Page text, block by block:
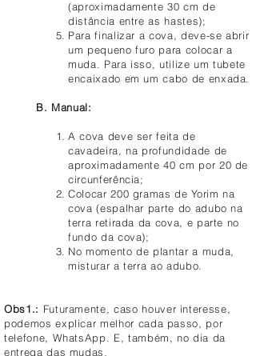
(aproximadamente 30 cm de
distância entre as hastes);
Para finalizar a cova, deve-se abrir
um pequeno furo para colocar a
muda. Para isso, utilize um tubete
encaixado em um cabo de enxada.
B. Manual:
A cova deve ser feita de
cavadeira, na profundidade de
aproximadamente 40 cm por 20 de
circunferência;
Colocar 200 gramas de Yorim na
cova (espalhar parte do adubo na
terra retirada da cova, e parte no
fundo da cova);
No momento de plantar a muda,
misturar a terra ao adubo.
Obs1.: Futuramente, caso houver interesse,
podemos explicar melhor cada passo, por
telefone, WhatsApp. E, também, no dia da
entrega das mudas.